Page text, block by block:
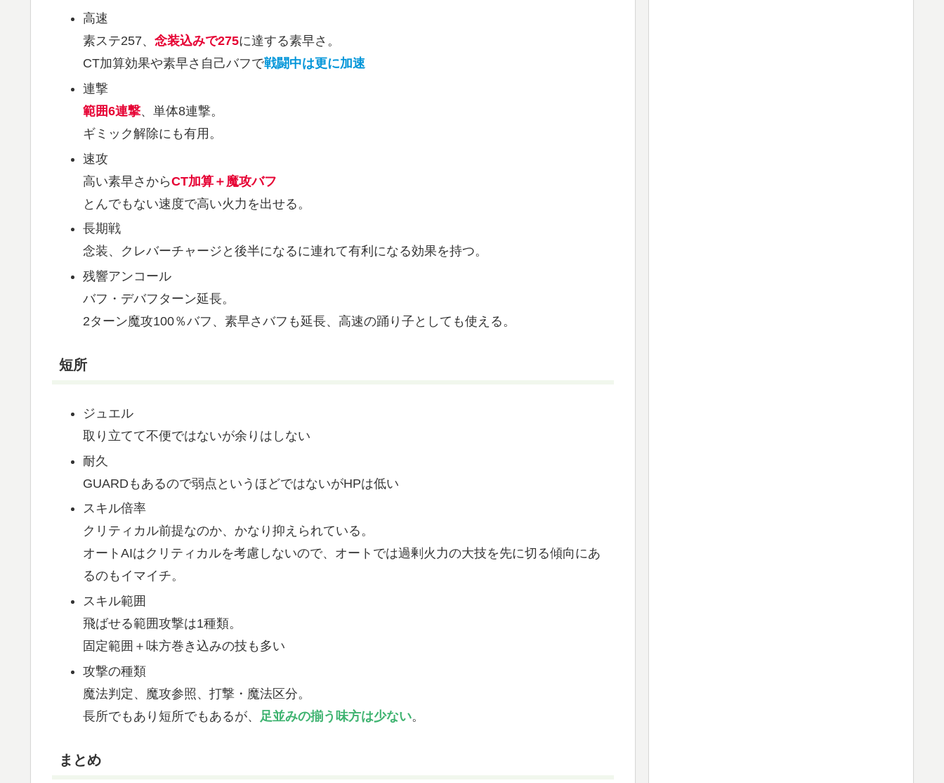
高速
素ステ257、 念装込みで275に達する素早さ。
CT加算効果や素早さ自己バフで戦闘中は更に加速
連撃
範囲6連撃、単体8連撃。
ギミック解除にも有用。
速攻
高い素早さからCT加算＋魔攻バフ
とんでもない速度で高い火力を出せる。
長期戦
念装、クレバーチャージと後半になるに連れて有利になる効果を持つ。
残響アンコール
バフ・デバフターン延長。
2ターン魔攻100％バフ、素早さバフも延長、高速の踊り子としても使える。
短所
ジュエル
取り立てて不便ではないが余りはしない
耐久
GUARDもあるので弱点というほどではないがHPは低い
スキル倍率
クリティカル前提なのか、かなり抑えられている。
オートAIはクリティカルを考慮しないので、オートでは過剰火力の大技を先に切る傾向にあ
るのもイマイチ。
スキル範囲
飛ばせる範囲攻撃は1種類。
固定範囲＋味方巻き込みの技も多い
攻撃の種類
魔法判定、魔攻参照、打撃・魔法区分。
長所でもあり短所でもあるが、
足並みの揃う味方は少ない。
まとめ